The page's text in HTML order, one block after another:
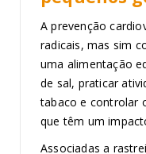
A prevenção
radicais, mas sim
uma alimentação
de sal, praticar
tabaco e controlar
que têm um
Associadas a